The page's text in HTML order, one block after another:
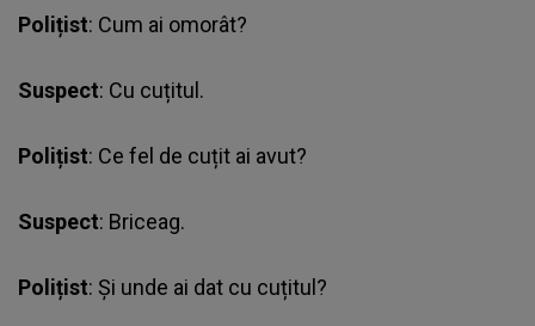
Polițist: Cum ai omorât?
Suspect: Cu cuțitul.
Polițist: Ce fel de cuțit ai avut?
Suspect: Briceag.
Polițist: Și unde ai dat cu cuțitul?